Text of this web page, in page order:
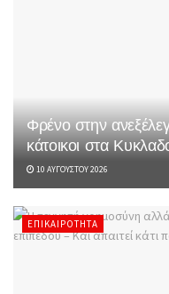
Φρένο στην
κάτοικοι στα
10 ΑΥΓΟΎΣΤΟΥ 2026
ΕΠΙΚΑΙΡΌΤΗΤΑ